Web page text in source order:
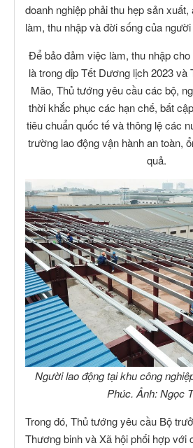
doanh nghiệp phải thu hẹp sản
làm, thu nhập và đời sống của người
Để bảo đảm việc làm, thu nhập
là trong dịp Tết Dương lịch 2023 và
Mão, Thủ tướng yêu cầu các bộ,
thời khắc phục các hạn chế, bất
tiêu chuẩn quốc tế và thông lệ các
trường lao động vận hành an toàn,
quả.
Người lao động tại khu công
Phúc. Ảnh: Ngọc
Trong đó, Thủ tướng yêu cầu Bộ
Thương binh và Xã hội phối hợp với